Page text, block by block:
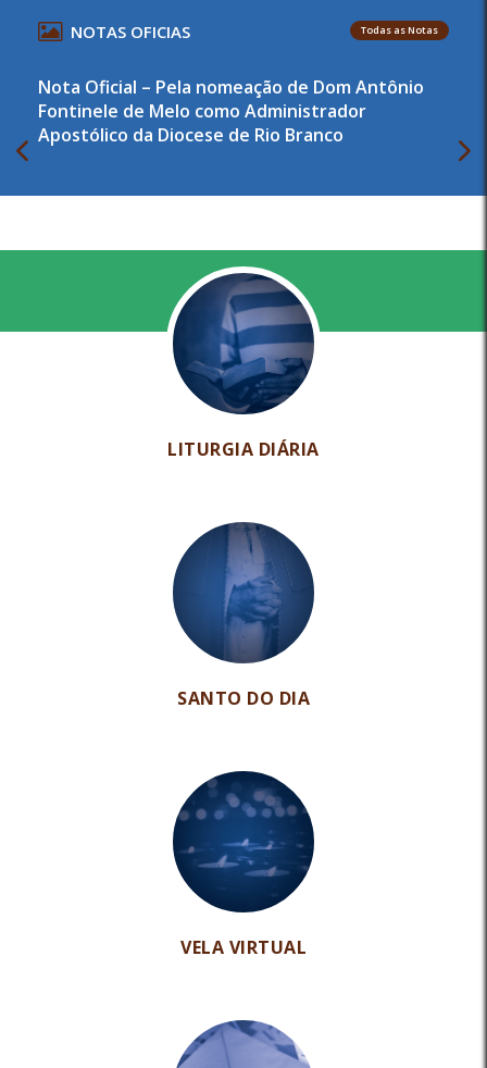
NOTAS OFICIAS Todas as Notas
Nota Oficial – Pela nomeação de Dom Antônio
Fontinele de Melo como Administrador
Apostólico da Diocese de Rio Branco
LITURGIA DIÁRIA
SANTO DO DIA
VELA VIRTUAL